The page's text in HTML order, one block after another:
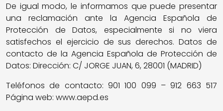
De igual modo, le informamos que puede presentar
una reclamación ante la Agencia Española de
Protección de Datos, especialmente si no viera
satisfechos el ejercicio de sus derechos. Datos de
contacto de la Agencia Española de Protección de
Datos: Dirección: C/ JORGE JUAN, 6, 28001 (MADRID)
Teléfonos de contacto: 901 100 099 – 912 663 517
Página web: www.aepd.es